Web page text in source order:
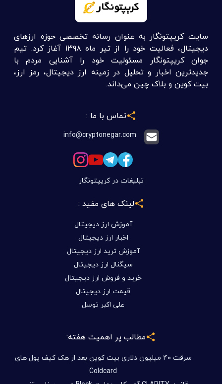
سایت کریپتونگار به عنوان رسانه تخصصی حوزه ارزهای
دیجیتال، فعالیت خود را از تیر ماه ۱۳۹۸ آغاز کرد. تیم
جوان کریپتونگار مسئولیت خود را آشنایی مردم با
جدیدترین اخبار و تحلیل در زمینه ارز دیجیتال، رمز ارز،
بیت کوین و بلاک چین می‌داند.
تماس با ما :
info@cryptonegar.com
تبلیغات در کریپتونگار
لینک های مفید :
آموزش ارز دیجیتال
اخبار ارز دیجیتال
آموزش ترید ارز دیجیتال
سیگنال ارز دیجیتال
خرید و فروش ارز دیجیتال
قیمت ارز دیجیتال
علی اکبر توسل
مطالب پر اهمیت هفته:
سرقت ۴۰ میلیون دلاری بیت کوین بعد از هک کیف پول های
Coldcard